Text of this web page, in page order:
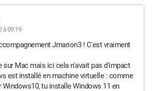
à 09:19
Jmarion3 ! C'est vraiment
sur Mac mais ici cela n'avait pas d'impact
est installé en machine virtuelle : comme
Windows10, tu installe Windows 11 en